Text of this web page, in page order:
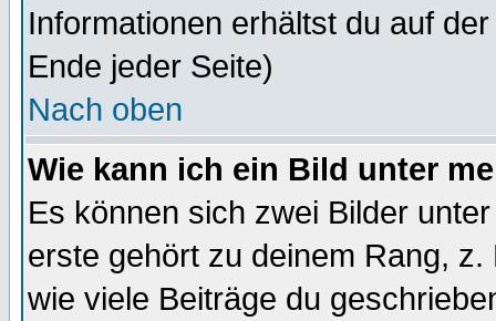
Informationen erhältst du auf
Ende jeder Seite)
Nach oben
Wie kann ich ein Bild unter
Es können sich zwei Bilder
erste gehört zu deinem Rang,
wie viele Beiträge du